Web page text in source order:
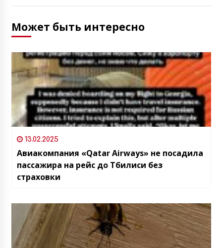
Может быть интересно
13.02.2025
Авиакомпания «Qatar Airways» не посадила
пассажира на рейс до Тбилиси без
страховки